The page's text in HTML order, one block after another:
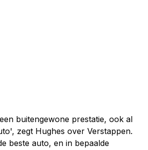
buitengewone prestatie, ook al
zegt Hughes over Verstappen.
beste auto, en in bepaalde